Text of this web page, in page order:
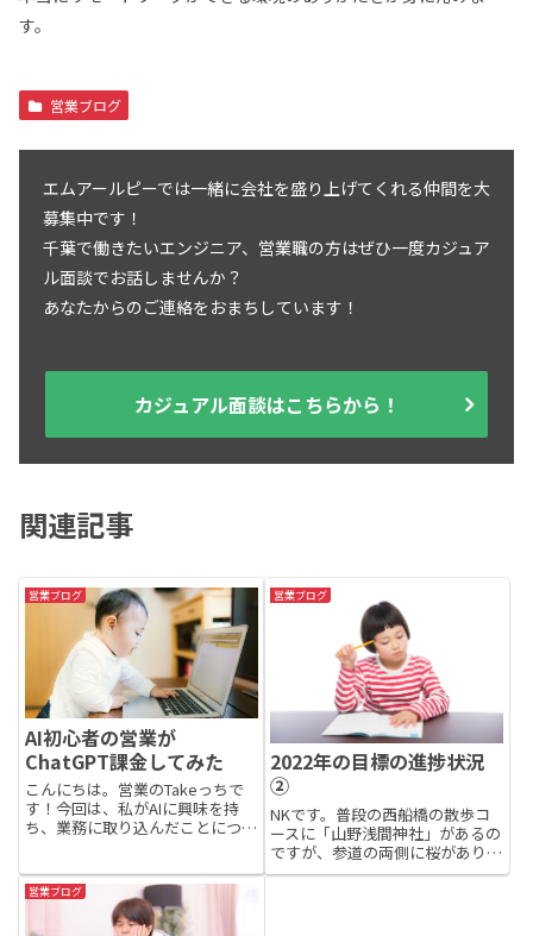
す。
営業ブログ
エムアールピーでは一緒に会社を盛り上げてくれる仲間を大
募集中です！
千葉で働きたいエンジニア、営業職の方はぜひ一度カジュア
ル面談でお話しませんか？
あなたからのご連絡をおまちしています！
カジュアル面談はこちらから！
関連記事
営業ブログ
AI初心者の営業が
ChatGPT課金してみた
こんにちは。営業のTakeっちで
す！今回は、私がAIに興味を持
ち、業務に取り込んだことについ
いですよ。もう業務の進め方が変
わります。」その言葉に背中を押
され、AIに対して興味を持...
営業ブログ
2022年の目標の進捗状況
②
NKです。普段の西船橋の散歩コ
ースに「山野浅間神社」があるの
ですが、参道の両側に桜があり、
とてもきれいでした。今はもう葉
営業ブログ